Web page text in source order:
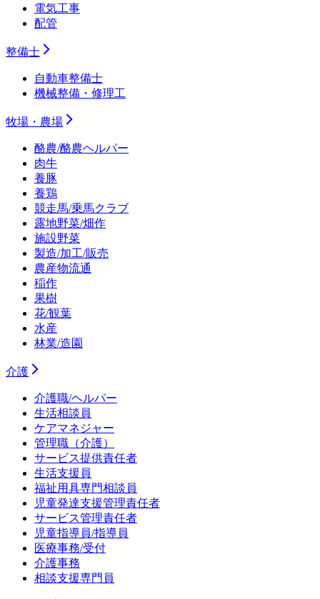
電気工事
配管
整備士
自動車整備士
機械整備・修理工
牧場・農場
酪農/酪農ヘルパー
肉牛
養豚
養鶏
競走馬/乗馬クラブ
露地野菜/畑作
施設野菜
製造/加工/販売
農産物流通
稲作
果樹
花/観葉
水産
林業/造園
介護
介護職/ヘルパー
生活相談員
ケアマネジャー
管理職（介護）
サービス提供責任者
生活支援員
福祉用具専門相談員
児童発達支援管理責任者
サービス管理責任者
児童指導員/指導員
医療事務/受付
介護事務
相談支援専門員